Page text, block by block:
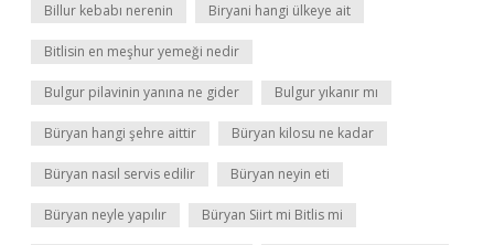
Billur kebabı nerenin Biryani hangi ülkeye ait
Bitlisin en meşhur yemeği nedir
Bulgur pilavinin yanına ne gider Bulgur yıkanır mı
Büryan hangi şehre aittir Büryan kilosu ne kadar
Büryan nasıl servis edilir Büryan neyin eti
Büryan neyle yapılır Büryan Siirt mi Bitlis mi